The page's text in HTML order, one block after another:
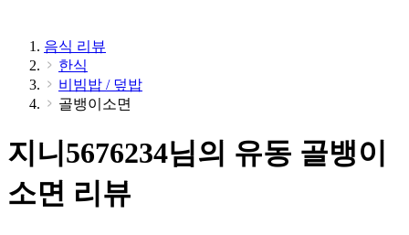
음식 리뷰
한식
비빔밥 / 덮밥
골뱅이소면
지니5676234님의 유동 골뱅이
소면 리뷰